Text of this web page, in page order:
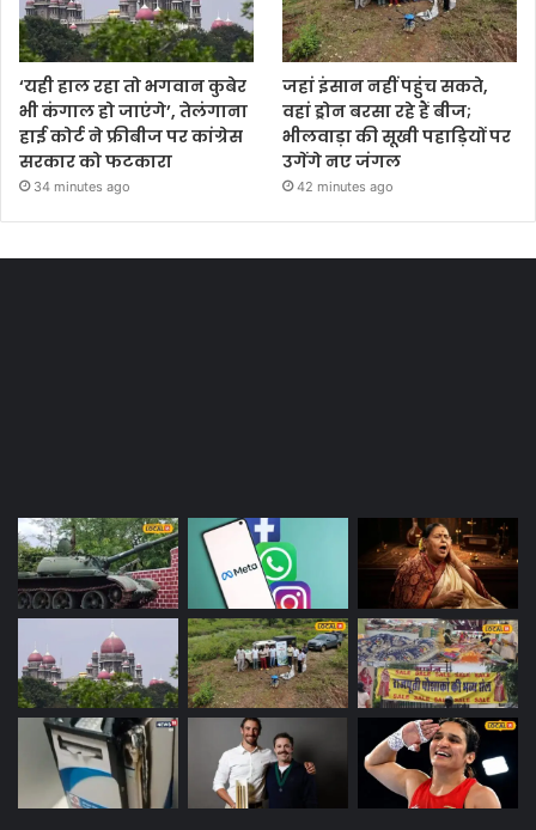
‘यही हाल रहा तो भगवान कुबेर
भी कंगाल हो जाएंगे’, तेलंगाना
हाई कोर्ट ने फ्रीबीज पर कांग्रेस
सरकार को फटकारा
34 minutes ago
जहां इंसान नहीं पहुंच सकते,
वहां ड्रोन बरसा रहे हैं बीज;
भीलवाड़ा की सूखी पहाड़ियों पर
उगेंगे नए जंगल
42 minutes ago